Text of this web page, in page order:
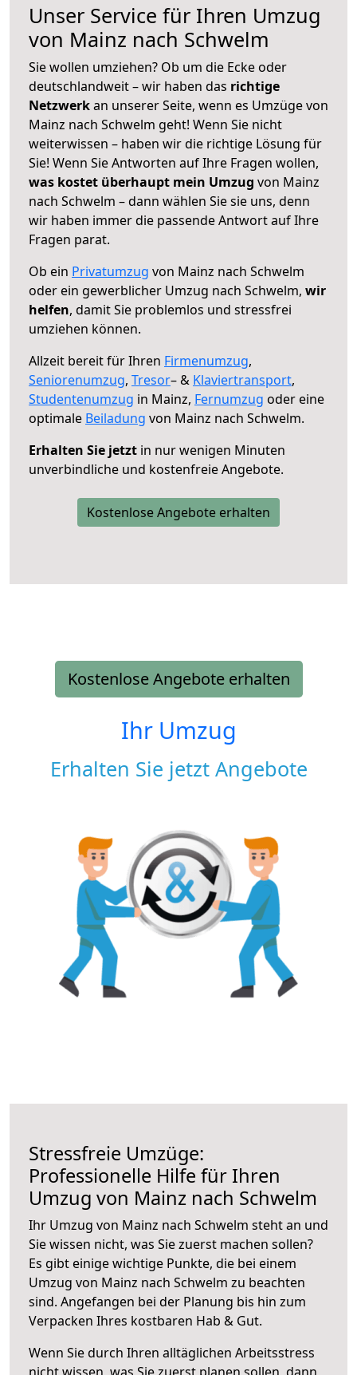
Unser Service für Ihren Umzug
von Mainz nach Schwelm
Sie wollen umziehen? Ob um die Ecke oder
deutschlandweit – wir haben das richtige
Netzwerkan unserer Seite, wenn es Umzüge von
Mainz nach Schwelm geht! Wenn Sie nicht
weiterwissen – haben wir die richtige Lösung für
Sie! Wenn Sie Antworten auf Ihre Fragen wollen,
was kostet überhaupt mein Umzug von Mainz
nach Schwelm – dann wählen Sie sie uns, denn
wir haben immer die passende Antwort auf Ihre
Fragen parat.
Ob ein Privatumzug von Mainz nach Schwelm
oder ein gewerblicher Umzug nach Schwelm, wir
helfen, damit Sie problemlos und stressfrei
umziehen können.
Allzeit bereit für Ihren Firmenumzug,
Seniorenumzug, Tresor– & Klaviertransport,
Studentenumzug in Mainz, Fernumzug oder eine
optimale Beiladung von Mainz nach Schwelm.
Erhalten Sie jetzt in nur wenigen Minuten
unverbindliche und kostenfreie Angebote.
Kostenlose Angebote erhalten
Kostenlose Angebote erhalten
Ihr Umzug
Erhalten Sie jetzt Angebote
Stressfreie Umzüge:
Professionelle Hilfe für Ihren
Umzug von Mainz nach Schwelm
Ihr Umzug von Mainz nach Schwelm steht an und
Sie wissen nicht, was Sie zuerst machen sollen?
Es gibt einige wichtige Punkte, die bei einem
Umzug von Mainz nach Schwelm zu beachten
sind. Angefangen bei der Planung bis hin zum
Verpacken Ihres kostbaren Hab & Gut.
Wenn Sie durch Ihren alltäglichen Arbeitsstress